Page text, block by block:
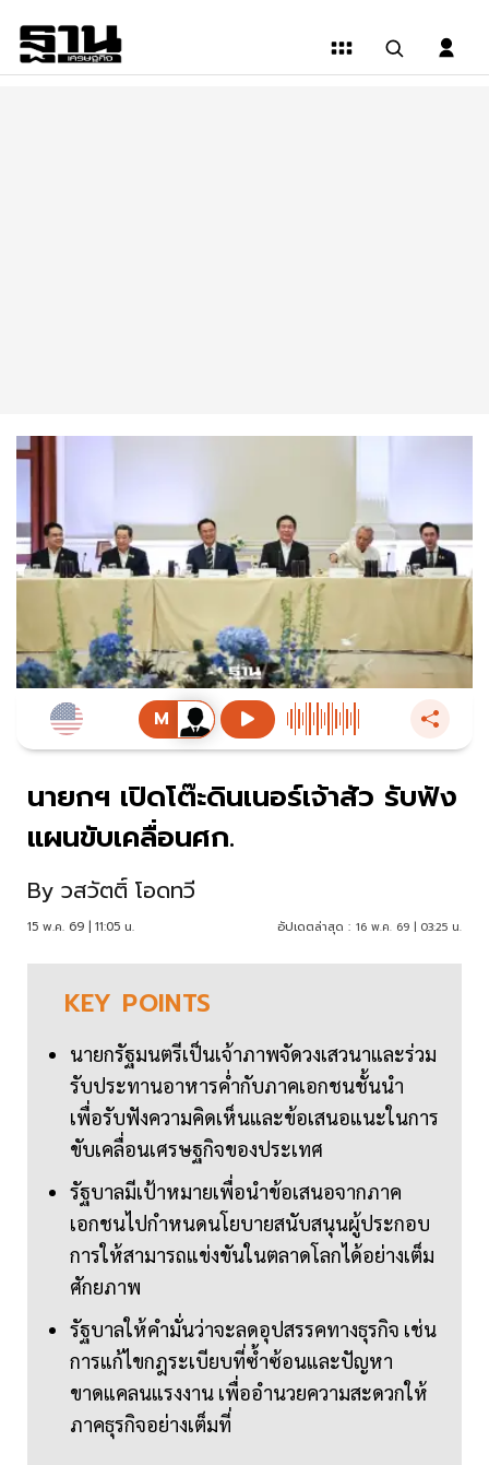
นายกฯ เปิดโต๊ะดินเนอร์เจ้าสัว รับฟัง
แผนขับเคลื่อนศก.
By วสวัตติ์ โอดทวี
15 พ.ค. 69 | 11:05 น. อัปเดตล่าสุด : 16 พ.ค. 69 | 03:25 น.
KEY POINTS
นายกรัฐมนตรีเป็นเจ้าภาพจัดวงเสวนาและร่วม
รับประทานอาหารค่ำกับภาคเอกชนชั้นนำ
เพื่อรับฟังความคิดเห็นและข้อเสนอแนะในการ
ขับเคลื่อนเศรษฐกิจของประเทศ
รัฐบาลมีเป้าหมายเพื่อนำข้อเสนอจากภาค
เอกชนไปกำหนดนโยบายสนับสนุนผู้ประกอบ
การให้สามารถแข่งขันในตลาดโลกได้อย่างเต็ม
ศักยภาพ
รัฐบาลให้คำมั่นว่าจะลดอุปสรรคทางธุรกิจ เช่น
การแก้ไขกฎระเบียบที่ซ้ำซ้อนและปัญหา
ขาดแคลนแรงงาน เพื่ออำนวยความสะดวกให้
ภาคธุรกิจอย่างเต็มที่